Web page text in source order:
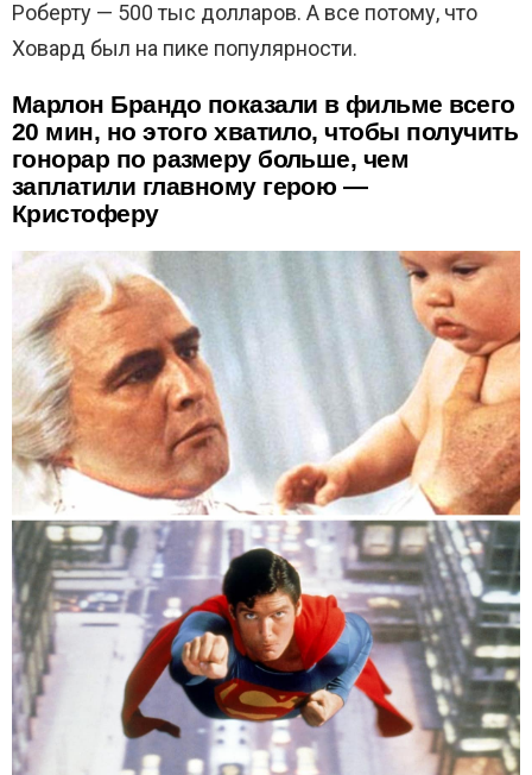
Роберту — 500 тыс долларов. А все потому, что
Ховард был на пике популярности.
Марлон Брандо показали в фильме всего
20 мин, но этого хватило, чтобы получить
гонорар по размеру больше, чем
заплатили главному герою —
Кристоферу